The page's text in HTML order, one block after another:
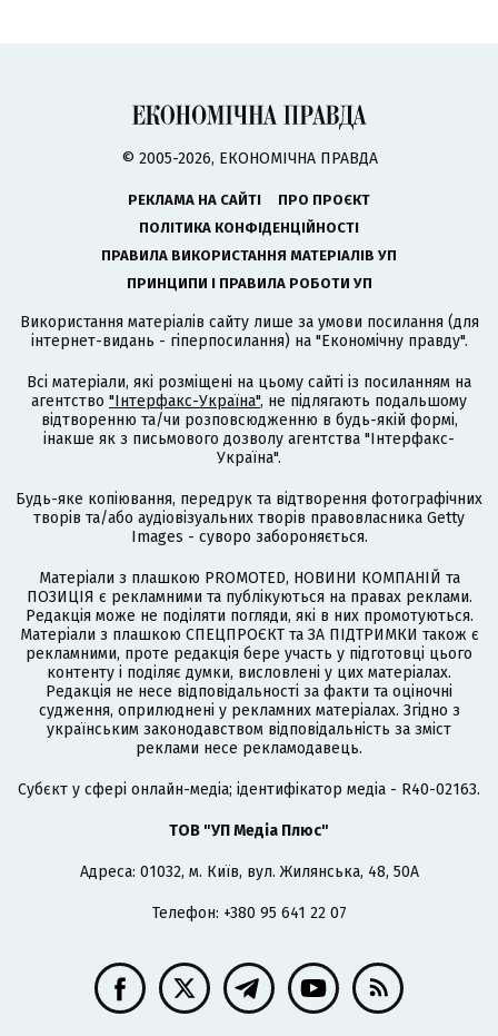
© 2005-2026, ЕКОНОМІЧНА ПРАВДА
РЕКЛАМА НА САЙТІ
ПРО ПРОЄКТ
ПОЛІТИКА КОНФІДЕНЦІЙНОСТІ
ПРАВИЛА ВИКОРИСТАННЯ МАТЕРІАЛІВ УП
ПРИНЦИПИ І ПРАВИЛА РОБОТИ УП
Використання матеріалів сайту лише за умови посилання (для
інтернет-видань - гіперпосилання) на "Економічну правду".
Всі матеріали, які розміщені на цьому сайті із посиланням на
агентство "Інтерфакс-Україна", не підлягають подальшому
відтворенню та/чи розповсюдженню в будь-якій формі,
інакше як з письмового дозволу агентства "Інтерфакс-
Україна".
Будь-яке копіювання, передрук та відтворення фотографічних
творів та/або аудіовізуальних творів правовласника Getty
Images - суворо забороняється.
Матеріали з плашкою PROMOTED, НОВИНИ КОМПАНІЙ та
ПОЗИЦІЯ є рекламними та публікуються на правах реклами.
Редакція може не поділяти погляди, які в них промотуються.
Матеріали з плашкою СПЕЦПРОЄКТ та ЗА ПІДТРИМКИ також є
рекламними, проте редакція бере участь у підготовці цього
контенту і поділяє думки, висловлені у цих матеріалах.
Редакція не несе відповідальності за факти та оціночні
судження, оприлюднені у рекламних матеріалах. Згідно з
українським законодавством відповідальність за зміст
реклами несе рекламодавець.
Cубєкт у сфері онлайн-медіа; ідентифікатор медіа - R40-02163.
ТОВ "УП Медіа Плюс"
Адреса: 01032, м. Київ, вул. Жилянська, 48, 50А
Телефон: +380 95 641 22 07